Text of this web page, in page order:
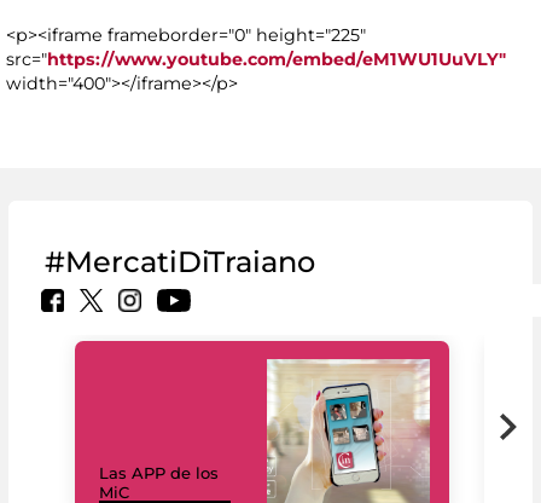
<p><iframe frameborder="0" height="225"
src="https://www.youtube.com/embed/eM1WU1UuVLY"
width="400"></iframe></p>
#MercatiDiTraiano
Las APP de los
MiC